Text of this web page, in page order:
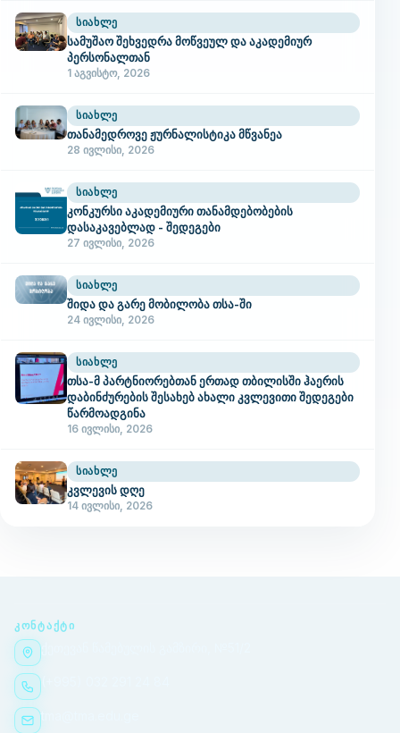
ᲡᲘᲐᲮᲚᲔ
სამუშაო შეხვედრა მოწვეულ და აკადემიურ
პერსონალთან
1 აგვისტო, 2026
ᲡᲘᲐᲮᲚᲔ
თანამედროვე ჟურნალისტიკა მწვანეა
28 ივლისი, 2026
ᲡᲘᲐᲮᲚᲔ
კონკურსი აკადემიური თანამდებობების
დასაკავებლად - შედეგები
27 ივლისი, 2026
ᲡᲘᲐᲮᲚᲔ
შიდა და გარე მობილობა თსა-ში
24 ივლისი, 2026
ᲡᲘᲐᲮᲚᲔ
თსა-მ პარტნიორებთან ერთად თბილისში ჰაერის
დაბინძურების შესახებ ახალი კვლევითი შედეგები
წარმოადგინა
16 ივლისი, 2026
ᲡᲘᲐᲮᲚᲔ
კვლევის დღე
14 ივლისი, 2026
ᲙᲝᲜᲢᲐᲥᲢᲘ